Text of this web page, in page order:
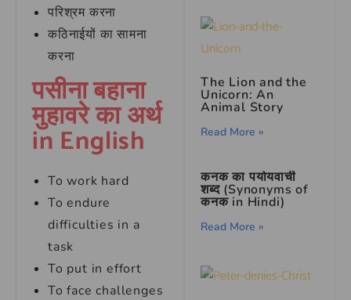
परिश्रम करना
कठिनाईयों का सामना
करना
पसीना बहाना
मुहावरे का अर्थ
in English
To work hard
To endure
difficulties in a
task
To put in effort
To face challenges
The Lion and the
Unicorn: An
Animal Story
Read More »
कनक का पर्यायवाची
शब्द (Synonyms of
कनक in Hindi)
Read More »